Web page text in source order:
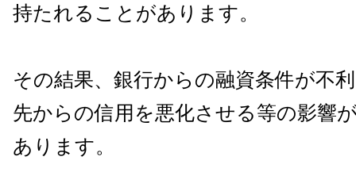
持たれることがあります。
その結果、銀行からの融資条件が不
先からの信用を悪化させる等の影響
あります。